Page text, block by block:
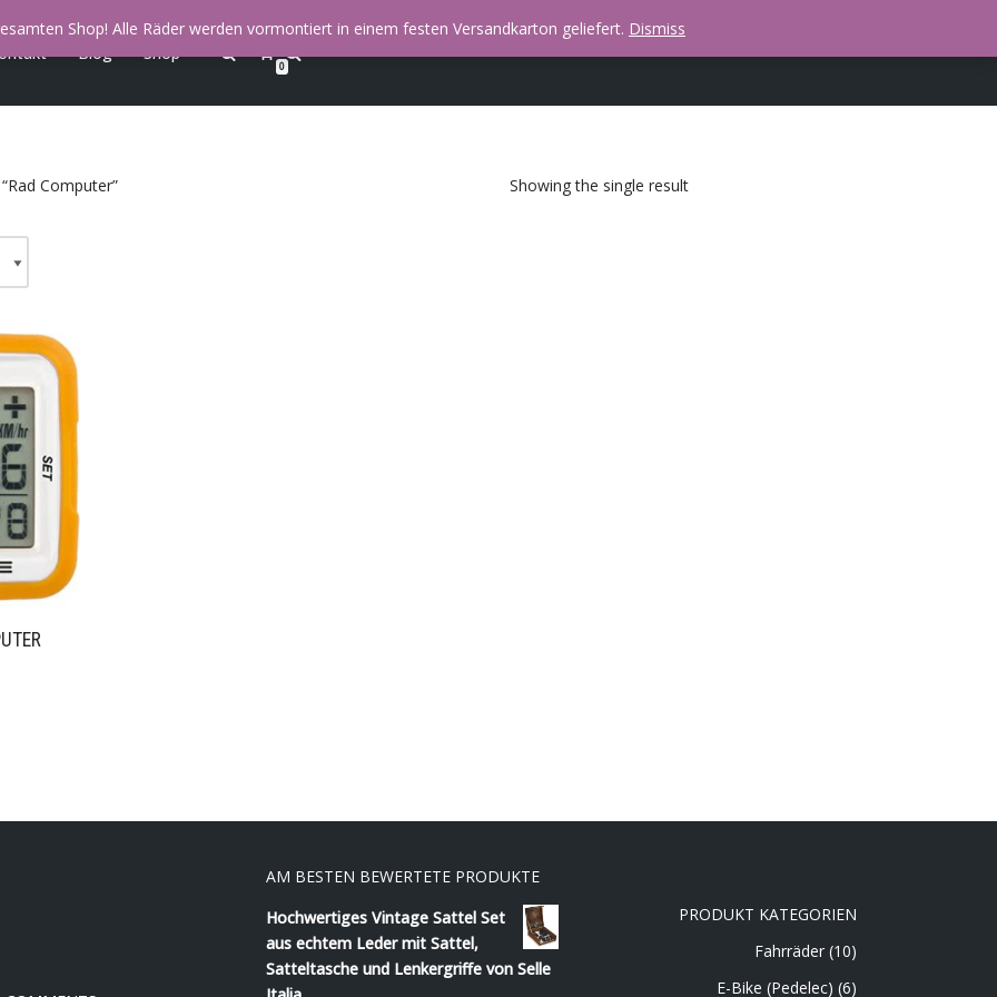
Blog Shop
0
Computer” Showing the single result
AM BESTEN BEWERTETE PRODUKTE
Hochwertiges Vintage Sattel Set
aus echtem Leder mit Sattel,
Satteltasche und Lenkergriffe von Selle
PRODUKT KATEGORIEN
Fahrräder (10)
E-Bike (Pedelec) (6)
Shop! Alle Räder werden vormontiert in einem festen Versandkarton geliefert. Dismiss